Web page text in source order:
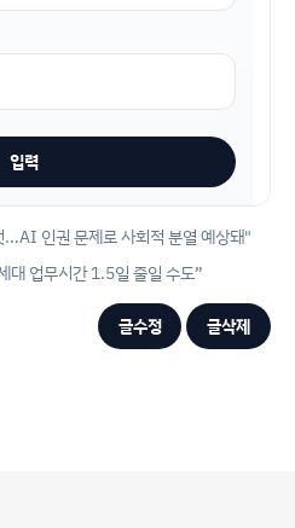
인권 문제로 사회적 분열 예상돼"
대 업무시간 1.5일 줄일 수도”
글수정 글삭제